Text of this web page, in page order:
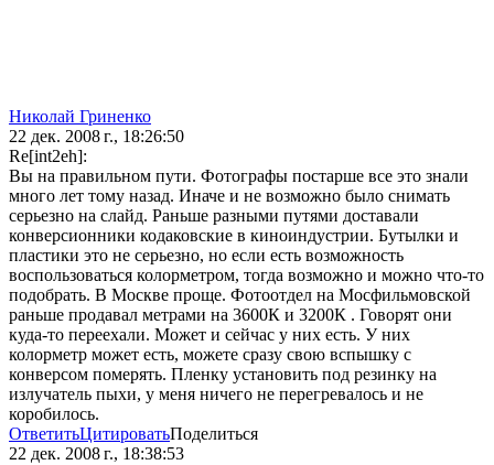
Николай Гриненко
22 дек. 2008 г., 18:26:50
Re[int2eh]:
Вы на правильном пути. Фотографы постарше все это знали
много лет тому назад. Иначе и не возможно было снимать
серьезно на слайд. Раньше разными путями доставали
конверсионники кодаковские в киноиндустрии. Бутылки и
пластики это не серьезно, но если есть возможность
воспользоваться колорметром, тогда возможно и можно что-то
подобрать. В Москве проще. Фотоотдел на Мосфильмовской
раньше продавал метрами на 3600К и 3200К . Говорят они
куда-то переехали. Может и сейчас у них есть. У них
колорметр может есть, можете сразу свою вспышку с
конверсом померять. Пленку установить под резинку на
излучатель пыхи, у меня ничего не перегревалось и не
коробилось.
ОтветитьЦитироватьПоделиться
22 дек. 2008 г., 18:38:53